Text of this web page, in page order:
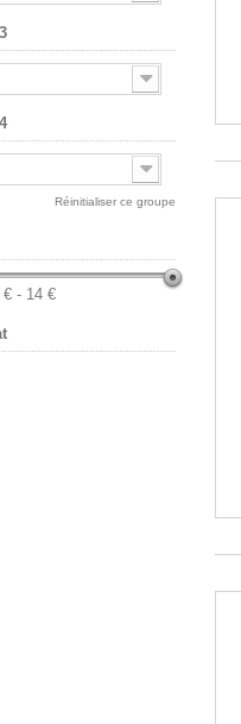
Réinitialiser ce groupe
€ - 14 €